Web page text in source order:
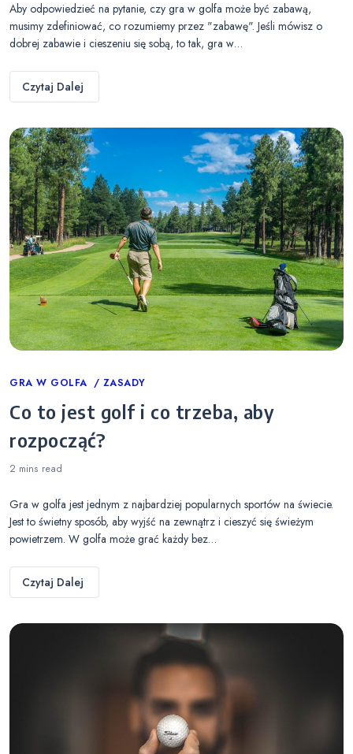
Aby odpowiedzieć na pytanie, czy gra w golfa może być zabawą,
musimy zdefiniować, co rozumiemy przez "zabawę". Jeśli mówisz o
dobrej zabawie i cieszeniu się sobą, to tak, gra w…
Czytaj Dalej
Categories
GRA W GOLFA ZASADY
Co to jest golf i co trzeba, aby
rozpocząć?
2 mins read
Gra w golfa jest jednym z najbardziej popularnych sportów na świecie.
Jest to świetny sposób, aby wyjść na zewnątrz i cieszyć się świeżym
powietrzem. W golfa może grać każdy bez…
Czytaj Dalej